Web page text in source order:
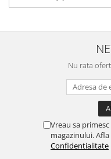
Nu rata
Vreau sa
magazinului.
Confidentialitate